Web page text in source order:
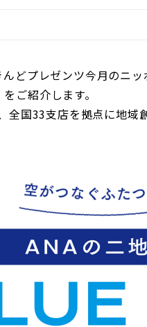
どプレゼンツ今月のニ
ご紹介します。
全国33支店を拠点に地域